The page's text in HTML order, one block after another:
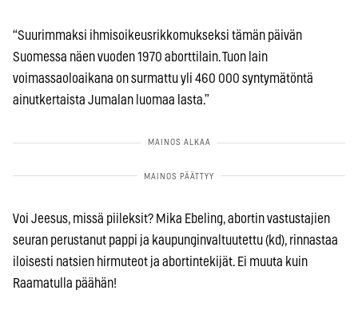
“Suurimmaksi ihmisoikeusrikkomukseksi tämän päivän
Suomessa näen vuoden 1970 aborttilain. Tuon lain
voimassaoloaikana on surmattu yli 460 000 syntymätöntä
ainutkertaista Jumalan luomaa lasta.”
Voi Jeesus, missä piileksit? Mika Ebeling, abortin vastustajien
seuran perustanut pappi ja kaupunginvaltuutettu (kd), rinnastaa
iloisesti natsien hirmuteot ja abortintekijät. Ei muuta kuin
Raamatulla päähän!